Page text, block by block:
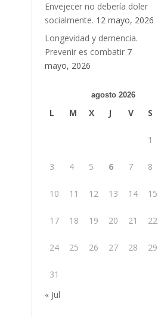
Envejecer no debería doler
socialmente. 12 mayo, 2026
Longevidad y demencia.
Prevenir es combatir 7
mayo, 2026
agosto 2026
L M X J V S
1
3 4 5 6 7 8
10 11 12 13 14 15
17 18 19 20 21 22
24 25 26 27 28 29
31
« Jul